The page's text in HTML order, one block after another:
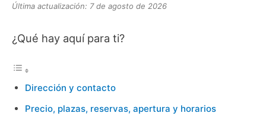
Última actualización: 7 de agosto de 2026
¿Qué hay aquí para ti?
Dirección y contacto
Precio, plazas, reservas, apertura y horarios